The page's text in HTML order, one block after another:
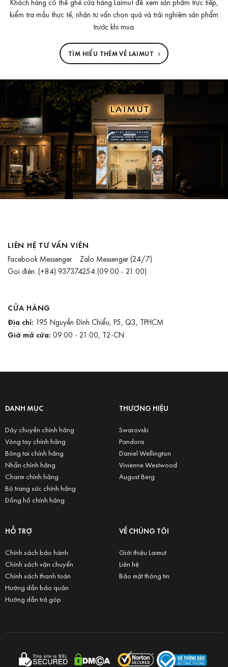
kiểm tra mẫu thực tế, nhận tư vấn chọn quà và trải nghiệm sản phẩm
trước khi mua.
TÌM HIỂU THÊM VỀ LAIMUT
LIÊN HỆ TƯ VẤN VIÊN
Facebook Messenger Zalo Messenger(24/7)
Gọi điện: (+84) 937374254(09:00 - 21:00)
CỬA HÀNG
Địa chỉ: 195 Nguyễn Đình Chiểu, P5, Q3, TPHCM
Giờ mở cửa: 09:00 - 21:00, T2-CN
DANH MỤC
Dây chuyền chính hãng
Vòng tay chính hãng
Bông tai chính hãng
Nhẫn chính hãng
Charm chính hãng
Bộ trang sức chính hãng
Đồng hồ chính hãng
THƯƠNG HIỆU
Swarovski
Pandora
Daniel Wellington
Vivienne Westwood
August Berg
HỖ TRỢ
Chính sách bảo hành
Chính sách vận chuyển
Chính sách thanh toán
Hướng dẫn bảo quản
Hướng dẫn trả góp
VỀ CHÚNG TÔI
Giới thiệu Laimut
Liên hệ
Bảo mật thông tin